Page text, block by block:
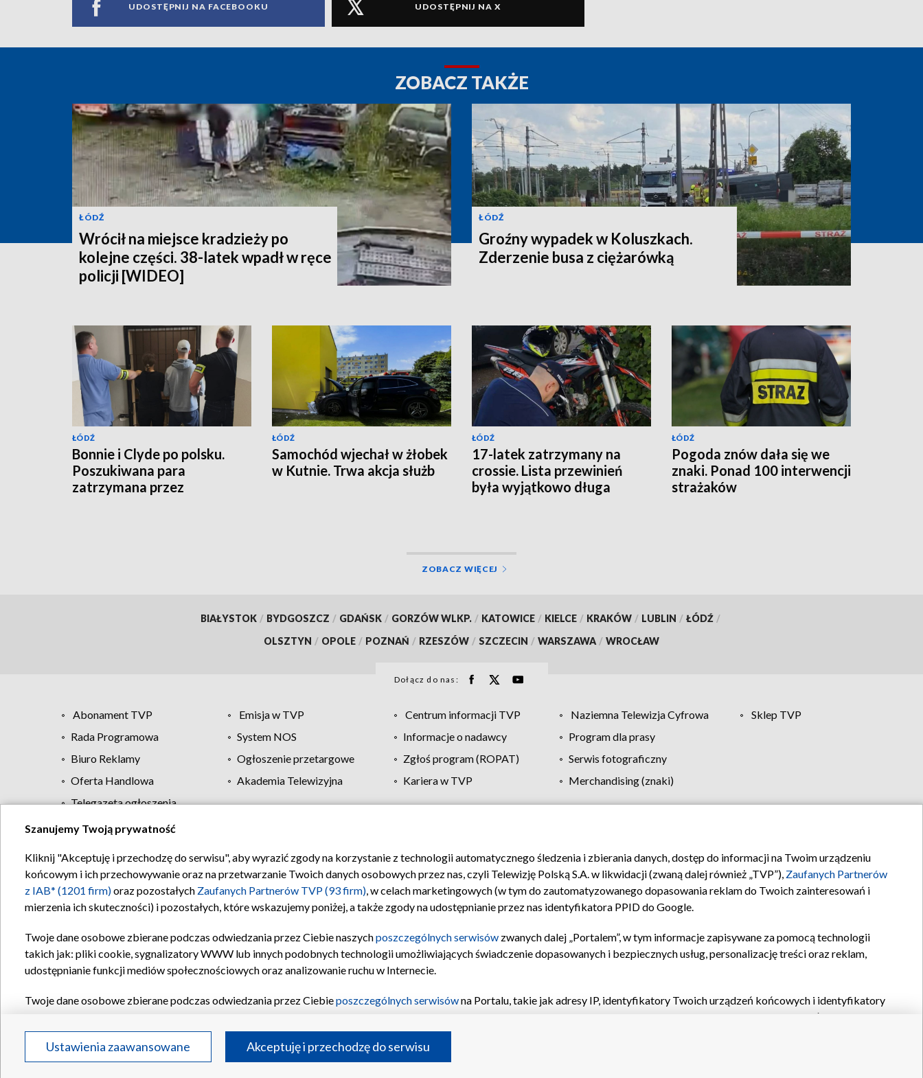
UDOSTĘPNIJ NA FACEBOOKU UDOSTĘPNIJ NA X
ZOBACZ TAKŻE
ŁÓDŹ
Wrócił na miejsce kradzieży po
kolejne części. 38-latek wpadł w ręce
policji [WIDEO]
ŁÓDŹ
Groźny wypadek w Koluszkach.
Zderzenie busa z ciężarówką
ŁÓDŹ
Bonnie i Clyde po polsku.
Poszukiwana para
zatrzymana przez
ŁÓDŹ
Samochód wjechał w żłobek
w Kutnie. Trwa akcja służb
ŁÓDŹ
17-latek zatrzymany na
crossie. Lista przewinień
była wyjątkowo długa
ŁÓDŹ
Pogoda znów dała się we
znaki. Ponad 100 interwencji
strażaków
ZOBACZ WIĘCEJ
BIAŁYSTOK / BYDGOSZCZ / GDAŃSK / GORZÓW WLKP. / KATOWICE / KIELCE / KRAKÓW / LUBLIN / ŁÓDŹ /
OLSZTYN / OPOLE / POZNAŃ / RZESZÓW / SZCZECIN / WARSZAWA / WROCŁAW
Dołącz do nas:
Abonament TVP Emisja w TVP Centrum informacji TVP Naziemna Telewizja Cyfrowa
Sklep TVP
Rada Programowa
System NOS Informacje o nadawcy
Program dla prasy
Biuro Reklamy
Ogłoszenie przetargowe Zgłoś program (ROPAT)
Serwis fotograficzny
Oferta Handlowa
Akademia Telewizyjna Kariera w TVP
Merchandising (znaki)
Telegazeta ogłoszenia
Regulamin TVP Polityka prywatności Moje zgody Pomoc Biuro reklamy Kontakt
Szanujemy Twoją prywatność
Kliknij "Akceptuję i przechodzę do serwisu", aby wyrazić zgody na korzystanie z technologii automatycznego śledzenia i zbierania danych, dostęp do informacji na Twoim urządzeniu
końcowym i ich przechowywanie oraz na przetwarzanie Twoich danych osobowych przez nas, czyli Telewizję Polską S.A. w likwidacji (zwaną dalej również „TVP”), Zaufanych Partnerów
z IAB* (1201 firm)oraz pozostałych Zaufanych Partnerów TVP (93 firm), w celach marketingowych (w tym do zautomatyzowanego dopasowania reklam do Twoich zainteresowań i
mierzenia ich skuteczności) i pozostałych, które wskazujemy poniżej, a także zgody na udostępnianie przez nas identyfikatora PPID do Google.
Twoje dane osobowe zbierane podczas odwiedzania przez Ciebie naszychposzczególnych serwisów zwanych dalej „Portalem”, w tym informacje zapisywane za pomocą technologii
takich jak: pliki cookie, sygnalizatory WWW lub innych podobnych technologii umożliwiających świadczenie dopasowanych i bezpiecznych usług, personalizację treści oraz reklam,
udostępnianie funkcji mediów społecznościowych oraz analizowanie ruchu w Internecie.
Twoje dane osobowe zbierane podczas odwiedzania przez Ciebieposzczególnych serwisówna Portalu, takie jak adresy IP, identyfikatory Twoich urządzeń końcowych i identyfikatory
oraz pozostałych
Partnerów TVPdla realizacji następujących celów i funkcji: przechowywania informacji na urządzeniu lub dostęp do nich, wyboru podstawowych reklam, wyboru spersonalizowanych
reklam, tworzenia profilu spersonalizowanych reklam, tworzenia profilu spersonalizowanych treści, wyboru spersonalizowanych treści, pomiaru wydajności reklam, pomiaru wydajności
treści, stosowania badań rynkowych w celu generowania opinii odbiorców, opracowywania i ulepszania produktów, zapewnienia bezpieczeństwa, zapobiegania oszustwom i usuwania
Ustawienia zaawansowane Akceptuję i przechodzę do serwisu